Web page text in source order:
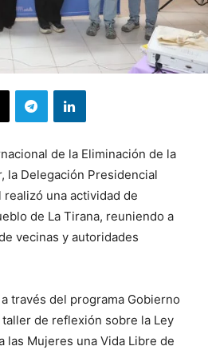
de la Eliminación de la
la Delegación Presidencial
una actividad de
de La Tirana, reuniendo a
vecinas y autoridades
través del programa Gobierno
de reflexión sobre la Ley
las Mujeres una Vida Libre de